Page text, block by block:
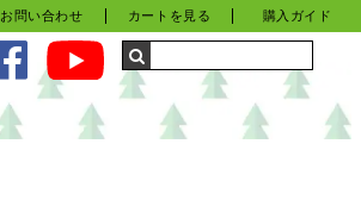
お問い合わせ カートを見る 購入ガイド